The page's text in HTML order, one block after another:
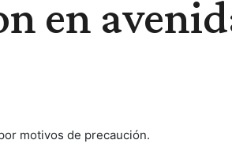
en
motivos de precaución.